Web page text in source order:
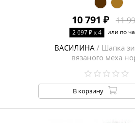
10 791 ₽ 11
2 697 ₽ x 4 или по
ВАСИЛИНА / Шапка
вязаного меха
В корзину